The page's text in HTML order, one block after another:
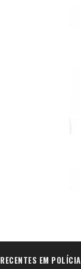
RECENTES EM POLÍCIA